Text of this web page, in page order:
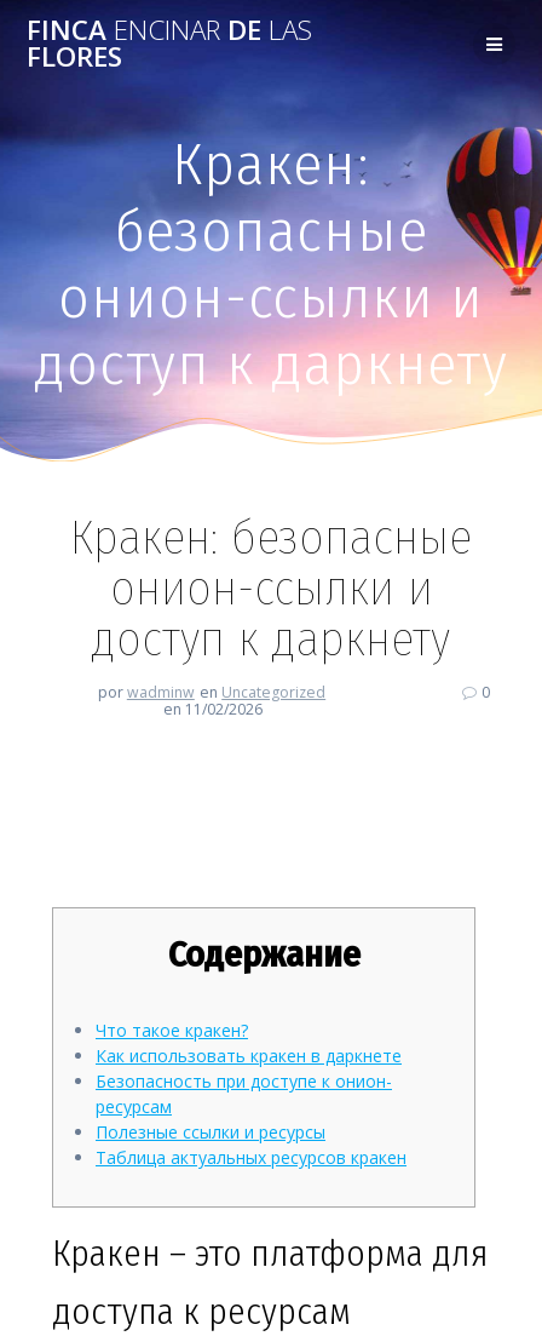
FINCAENCINAR DE LAS
FLORES
Кракен:
безопасные
онион-ссылки и
доступ к даркнету
Кракен: безопасные
онион-ссылки и
доступ к даркнету
porwadminw en Uncategorized
en 11/02/2026
0
Содержание
Что такое кракен?
Как использовать кракен в даркнете
Безопасность при доступе к онион-
ресурсам
Полезные ссылки и ресурсы
Таблица актуальных ресурсов кракен
Кракен – это платформа для
доступа к ресурсам